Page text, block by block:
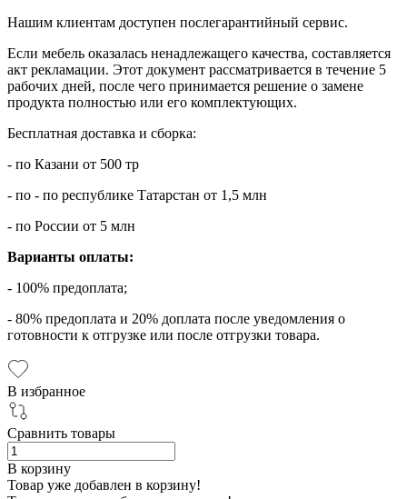
Нашим клиентам доступен послегарантийный сервис.
Если мебель оказалась ненадлежащего качества, составляется
акт рекламации. Этот документ рассматривается в течение 5
рабочих дней, после чего принимается решение о замене
продукта полностью или его комплектующих.
Бесплатная доставка и сборка:
- по Казани от 500 тр
- по - по республике Татарстан от 1,5 млн
- по России от 5 млн
Варианты оплаты:
- 100% предоплата;
- 80% предоплата и 20% доплата после уведомления о
готовности к отгрузке или после отгрузки товара.
В избранное
Сравнить товары
В корзину
Товар уже добавлен в корзину!